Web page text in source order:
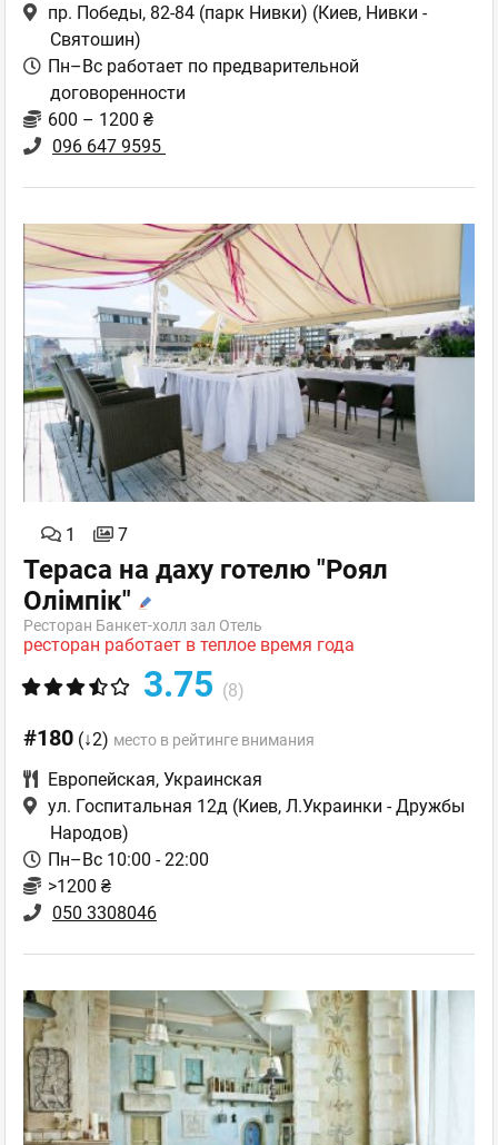
пр. Победы, 82-84 (парк Нивки) (Киев, Нивки -
Святошин)
Пн–Вс работает по предварительной
договоренности
600 – 1200 ₴
096 647 9595
1 7
Тераса на даху готелю "Роял
Олімпік"
Ресторан Банкет-холл зал Отель
ресторан работает в теплое время года
3.75 (8)
#180 (↓2) место в рейтинге внимания
Европейская, Украинская
ул. Госпитальная 12д (Киев, Л.Украинки - Дружбы
Народов)
Пн–Вс 10:00 - 22:00
>1200 ₴
050 3308046